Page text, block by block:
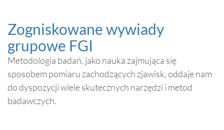
Zogniskowane wywiady
grupowe FGI
Metodologia badań, jako nauka zajmująca się
sposobem pomiaru zachodzących zjawisk, oddaje nam
do dyspozycji wiele skutecznych narzędzi i metod
badawczych.